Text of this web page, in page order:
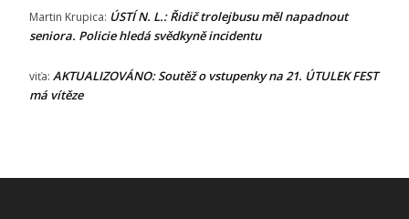
Martin Krupica: ÚSTÍ N. L.: Řidič trolejbusu měl napadnout
seniora. Policie hledá svědkyně incidentu
viťa: AKTUALIZOVÁNO: Soutěž o vstupenky na 21. ÚTULEK FEST
má vítěze